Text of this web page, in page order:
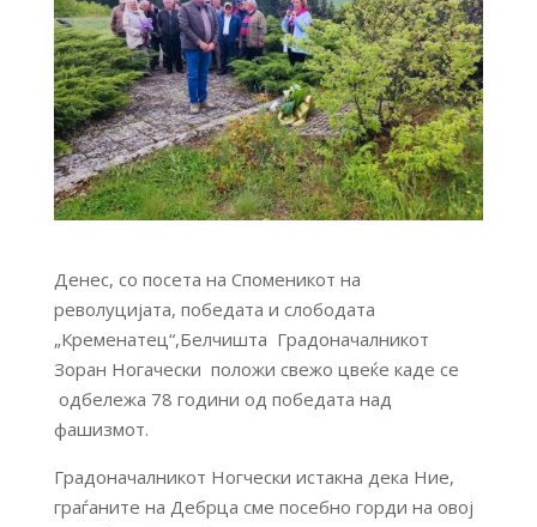
Денес, со посета на Споменикот на
револуцијата, победата и слободата
„Кременатец“,Белчишта Градоначалникот
Зоран Ногачески положи свежо цвеќе каде се
одбележа 78 години од победата над
фашизмот.
Градоначалникот Ногчески истакна дека Ние,
граѓаните на Дебрца сме посебно горди на овој